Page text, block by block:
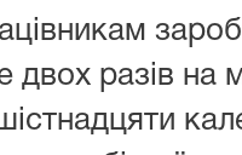
двох разів на